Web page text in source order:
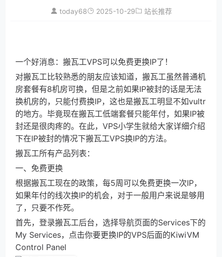
today68 2025-10-29 站长推荐
一个好消息：搬瓦工VPS可以免费更换IP了！
对搬瓦工比较熟悉的朋友应该知道，搬瓦工虽然普通机
房套餐有8机房可换，但是之前如果IP被封的话是无法
换机房的，只能付费换IP，这也是搬瓦工明显不如vultr
的地方。毕竟现在搬瓦工低端套餐只能年付，如果IP被
封还是很肉疼的。在此，VPS小学生就给大家详细介绍
下在IP被封的情况下搬瓦工VPS换IP的方法。
搬瓦工所有产品列表：
一、免费更换
根据搬瓦工现在的政策，每5周可以免费更换一次IP，
如果年付的线次换IP的机会，对于一般用户来说是够用
了，只要不作死。
首先，登录搬瓦工后台，选择导航页面的Services下的
My Services，点击你要更换IP的VPS后面的KiwiVM
Control Panel